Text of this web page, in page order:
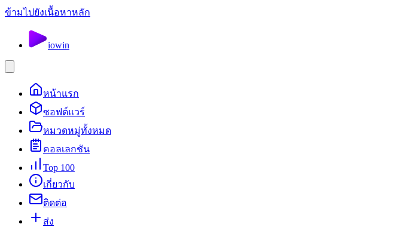
ข้ามไปยังเนื้อหาหลัก
iowin
หน้าแรก
ซอฟต์แวร์
หมวดหมู่ทั้งหมด
คอลเลกชัน
Top 100
เกี่ยวกับ
ติดต่อ
ส่ง